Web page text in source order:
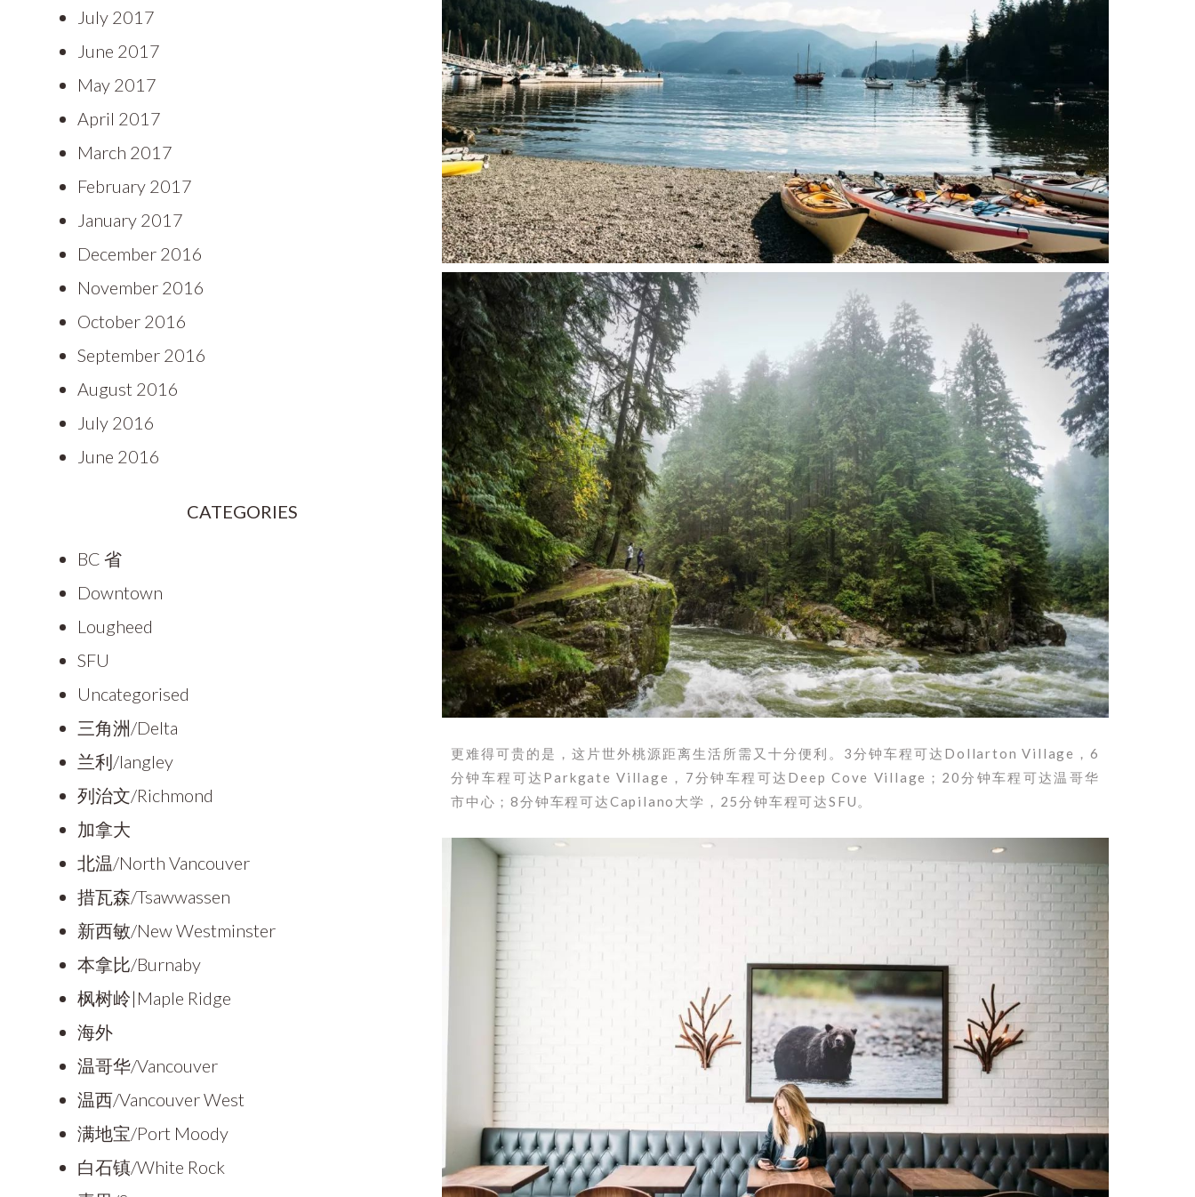
更难得可贵的是，这片世外桃源距离生活所需又十分便利。3分钟车程可达Dollarton Village，6
分钟车程可达Parkgate Village，7分钟车程可达Deep Cove Village；20分钟车程可达温哥华
市中心；8分钟车程可达Capilano大学，25分钟车程可达SFU。
July 2017
June 2017
May 2017
April 2017
March 2017
February 2017
January 2017
December 2016
November 2016
October 2016
September 2016
August 2016
July 2016
June 2016
CATEGORIES
BC 省
Downtown
Lougheed
SFU
Uncategorised
三角洲/Delta
兰利/langley
列治文/Richmond
加拿大
北温/North Vancouver
措瓦森/Tsawwassen
新西敏/New Westminster
本拿比/Burnaby
枫树岭|Maple Ridge
海外
温哥华/Vancouver
温西/Vancouver West
满地宝/Port Moody
白石镇/White Rock